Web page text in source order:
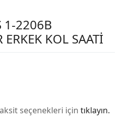
1-2206B
KOL SAATİ
seçenekleri için tıklayın.